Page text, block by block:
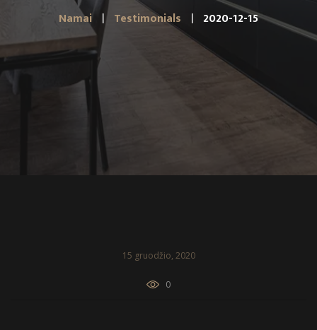
Namai Testimonials 2020-12-15
15 gruodžio, 2020
0